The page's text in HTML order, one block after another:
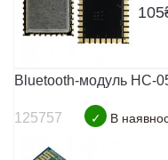
105
Bluetooth-модуль HC-
125757 ✓ В